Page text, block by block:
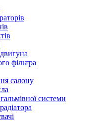
фільтра
салону
системи